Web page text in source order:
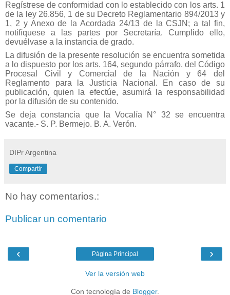
Regístrese de conformidad con lo establecido con los arts. 1
de la ley 26.856, 1 de su Decreto Reglamentario 894/2013 y
1, 2 y Anexo de la Acordada 24/13 de la CSJN; a tal fin,
notifíquese a las partes por Secretaría. Cumplido ello,
devuélvase a la instancia de grado.
La difusión de la presente resolución se encuentra sometida
a lo dispuesto por los arts. 164, segundo párrafo, del Código
Procesal Civil y Comercial de la Nación y 64 del
Reglamento para la Justicia Nacional. En caso de su
publicación, quien la efectúe, asumirá la responsabilidad
por la difusión de su contenido.
Se deja constancia que la Vocalía N° 32 se encuentra
vacante.- S. P. Bermejo. B. A. Verón.
DIPr Argentina
Compartir
No hay comentarios.:
Publicar un comentario
‹ ›
Página Principal
Ver la versión web
Con tecnología de Blogger.